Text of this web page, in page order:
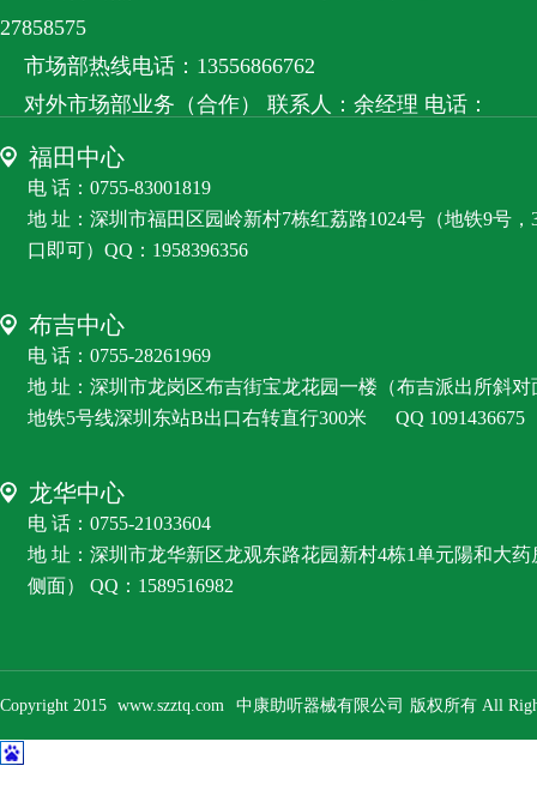
27858575
市场部热线电话：13556866762
对外市场部业务（合作） 联系人：余经理 电话：
13556866762
客服微信：RZS8585
福田中心
电 话：0755-83001819
地 址：深圳市福田区园岭新村7栋红荔路1024号（地铁9号
口即可）QQ：1958396356
布吉中心
电 话：0755-28261969
地 址：深圳市龙岗区布吉街宝龙花园一楼（布吉派出所斜
地铁5号线深圳东站B出口右转直行300米
QQ 1091436675
龙华中心
电 话：0755-21033604
地 址：深圳市龙华新区龙观东路花园新村4栋1单元陽和大
侧面） QQ：1589516982
Copyright 2015 www.szztq.com 中康助听器械有限公司 版权所有 All